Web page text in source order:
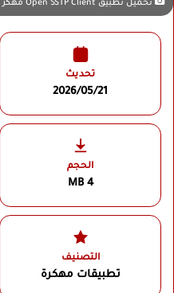
تحميل تطبيق Open SSTP Client مهكر
تحديث
2026/05/21
الحجم
4 MB
التصنيف
تطبيقات مهكرة